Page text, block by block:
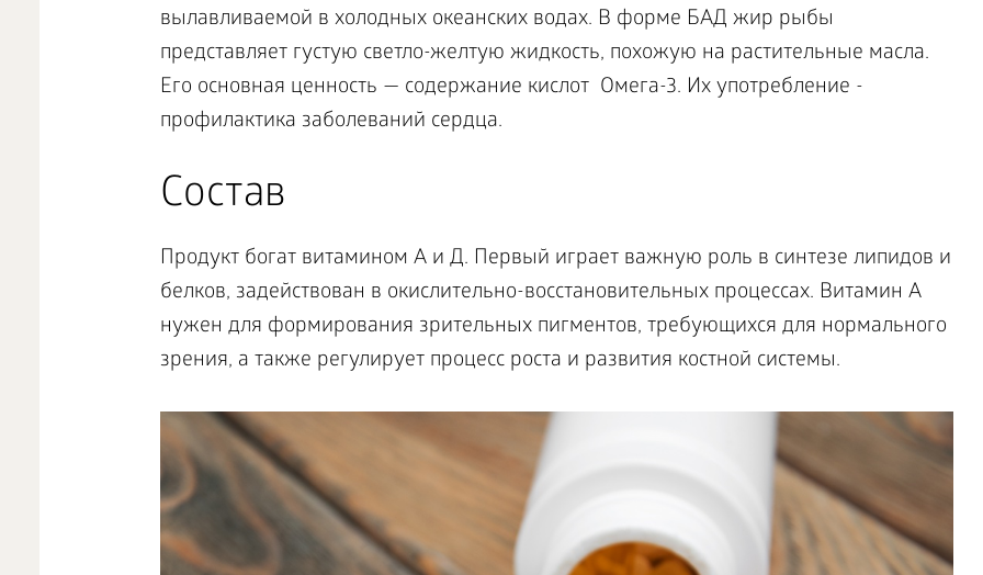
вылавливаемой в холодных океанских водах. В форме БАД жир рыбы
представляет густую светло-желтую жидкость, похожую на растительные масла.
Его основная ценность — содержание кислот Омега-3. Их употребление -
профилактика заболеваний сердца.
Состав
Продукт богат витамином А и Д. Первый играет важную роль в синтезе липидов и
белков, задействован в окислительно-восстановительных процессах. Витамин А
нужен для формирования зрительных пигментов, требующихся для нормального
зрения, а также регулирует процесс роста и развития костной системы.